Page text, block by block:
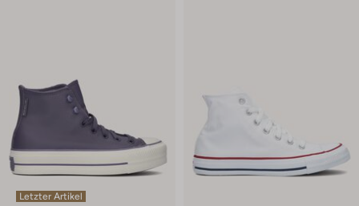
Letzter Artikel